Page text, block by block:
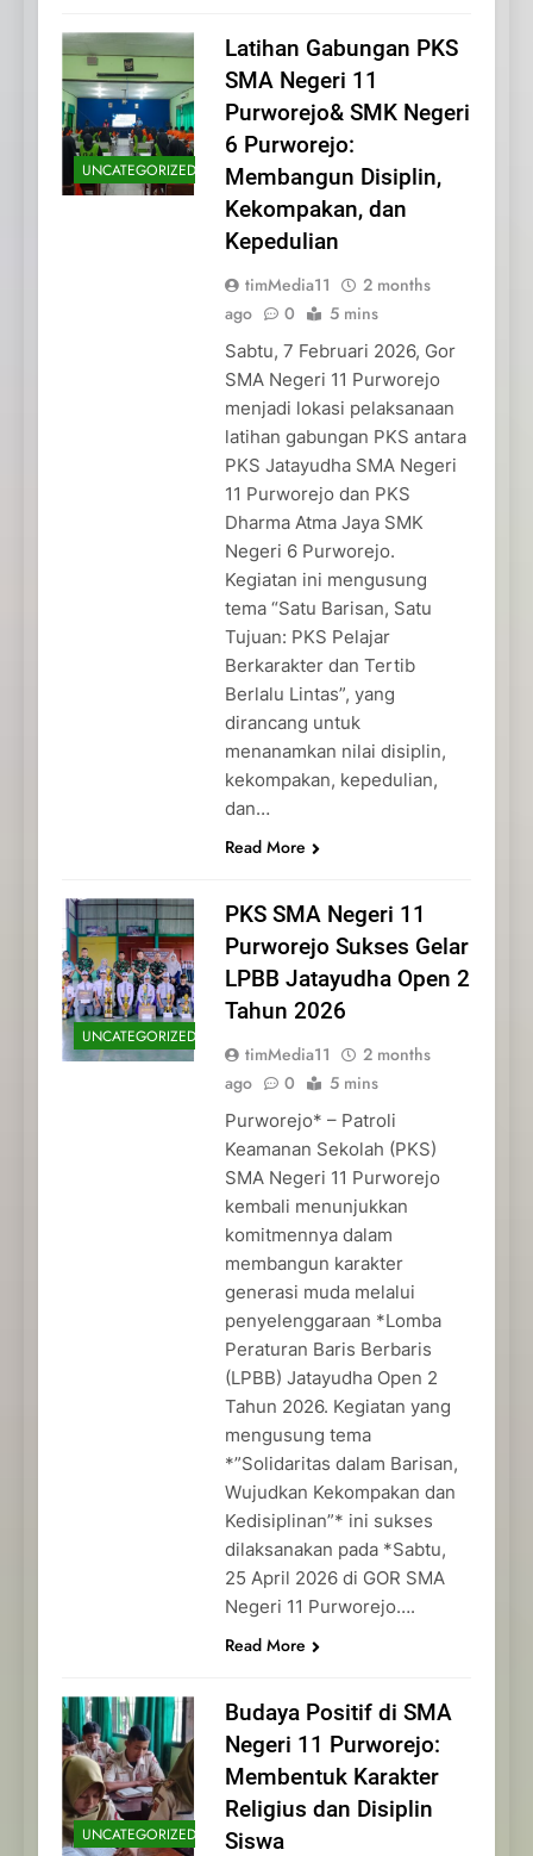
UNCATEGORIZED
Latihan Gabungan PKS
SMA Negeri 11
Purworejo& SMK Negeri
6 Purworejo:
Membangun Disiplin,
Kekompakan, dan
Kepedulian
timMedia11
2 months
ago
0 5 mins
Sabtu, 7 Februari 2026, Gor
SMA Negeri 11 Purworejo
menjadi lokasi pelaksanaan
latihan gabungan PKS antara
PKS Jatayudha SMA Negeri
11 Purworejo dan PKS
Dharma Atma Jaya SMK
Negeri 6 Purworejo.
Kegiatan ini mengusung
tema “Satu Barisan, Satu
Tujuan: PKS Pelajar
Berkarakter dan Tertib
Berlalu Lintas”, yang
dirancang untuk
menanamkan nilai disiplin,
kekompakan, kepedulian,
dan…
Read More
UNCATEGORIZED
PKS SMA Negeri 11
Purworejo Sukses Gelar
LPBB Jatayudha Open 2
Tahun 2026
timMedia11
2 months
ago
0 5 mins
Purworejo* – Patroli
Keamanan Sekolah (PKS)
SMA Negeri 11 Purworejo
kembali menunjukkan
komitmennya dalam
membangun karakter
generasi muda melalui
penyelenggaraan *Lomba
Peraturan Baris Berbaris
(LPBB) Jatayudha Open 2
Tahun 2026. Kegiatan yang
mengusung tema
*”Solidaritas dalam Barisan,
Wujudkan Kekompakan dan
Kedisiplinan”* ini sukses
dilaksanakan pada *Sabtu,
25 April 2026 di GOR SMA
Negeri 11 Purworejo….
Read More
UNCATEGORIZED
Budaya Positif di SMA
Negeri 11 Purworejo:
Membentuk Karakter
Religius dan Disiplin
Siswa